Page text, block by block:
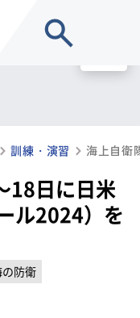
訓練・演習
18日に日米
ル2024）を
の防衛